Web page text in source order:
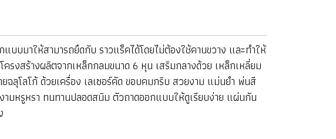
บมาให้สามารถยึดกับ ราวแร็คได้โดยไม่ต้องใช้คานขวาง และทำให้
รงสร้างผลิตจากเหล็กกลมขนาด 6 หุน เสริมกลางด้วย เหล็กเหลี่ยม
ลุโลโก้ ด้วยเครื่อง เลเซอร์คัด ขอบคมกริบ สวยงาม แม่นยำ พ่นสี
มหรูหรา ทนทานปลอดสนิม ตัวถาดออกแบบให้ดูเรียบง่าย แผ่นกัน